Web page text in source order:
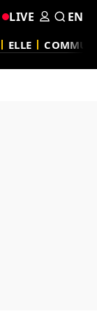
ELLE
LIVE EN